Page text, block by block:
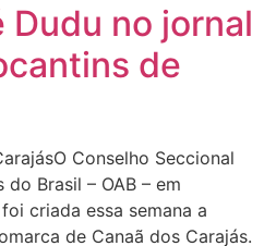
Dudu no jornal
de
Conselho Seccional
Brasil – OAB – em
criada essa semana a
de Canaã dos Carajás.